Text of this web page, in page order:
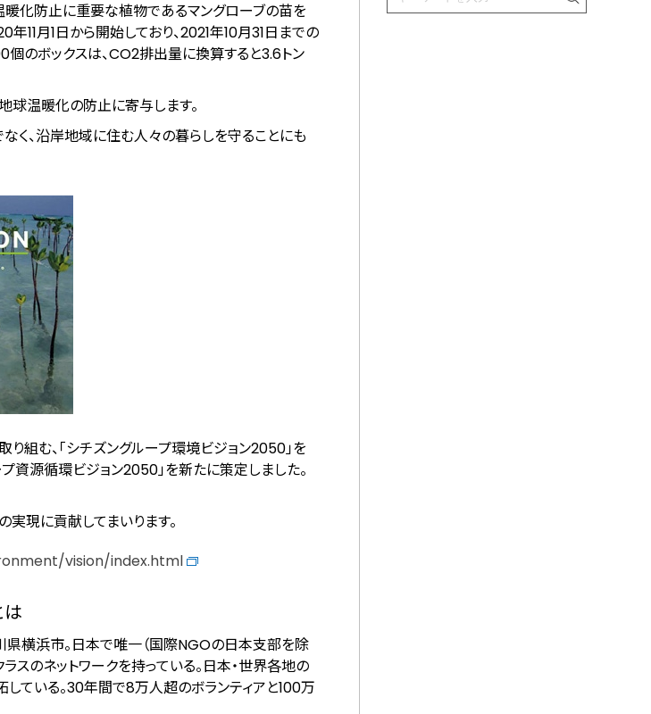
暖化防止に重要な植物であるマングローブの苗を
11月1日から開始しており、2021年10月31日までの
のボックスは、CO2排出量に換算すると3.6トン
球温暖化の防止に寄与します。
く、沿岸地域に住む人々の暮らしを守ることにも
む、「シチズングループ環境ビジョン2050」を
源循環ビジョン2050」を新たに策定しました。
実現に貢献してまいります。
vision/index.html
横浜市。日本で唯一（国際NGOの日本支部を除
スのネットワークを持っている。日本・世界各地の
ている。30年間で8万人超のボランティアと100万